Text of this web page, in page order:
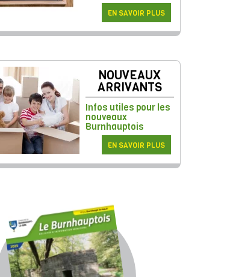
EN SAVOIR PLUS
NOUVEAUX
ARRIVANTS
Infos utiles pour les
nouveaux
Burnhauptois
EN SAVOIR PLUS